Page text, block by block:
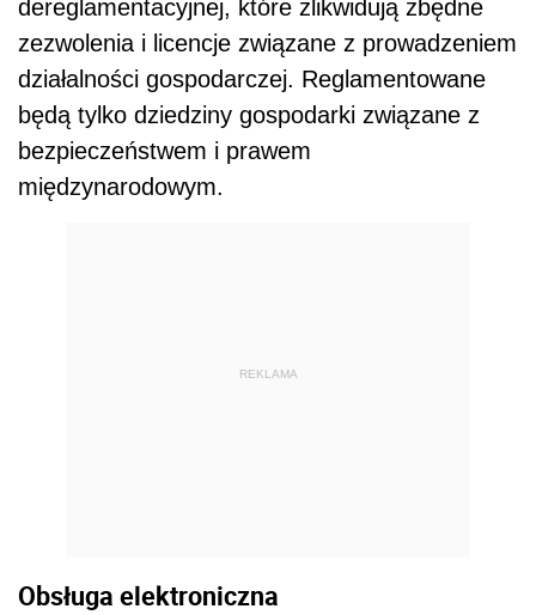
dereglamentacyjnej, które zlikwidują zbędne
zezwolenia i licencje związane z prowadzeniem
działalności gospodarczej. Reglamentowane
będą tylko dziedziny gospodarki związane z
bezpieczeństwem i prawem
międzynarodowym.
REKLAMA
Obsługa elektroniczna